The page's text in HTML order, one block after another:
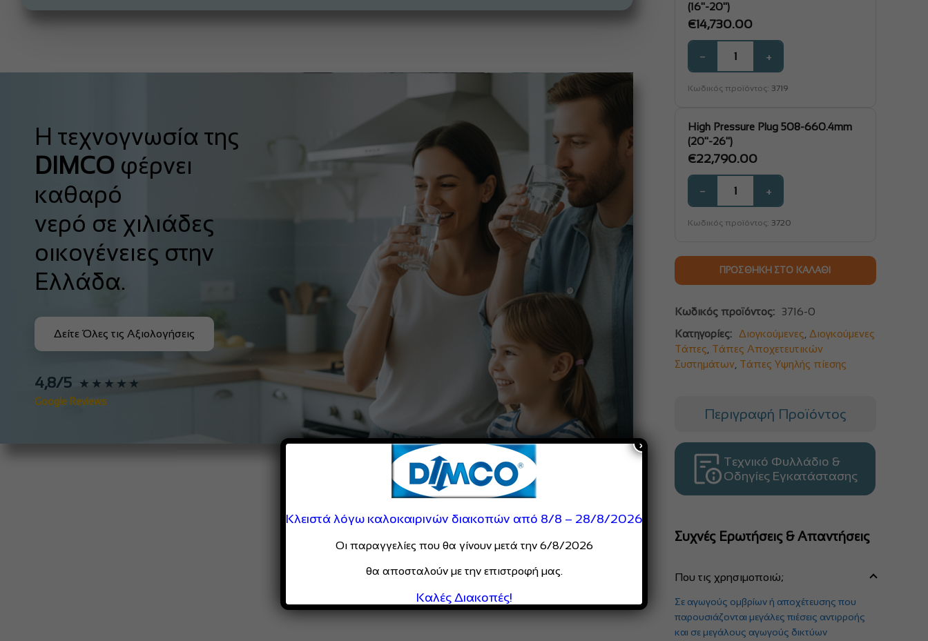
Η τεχνογνωσία της
DIMCO φέρνει
καθαρό
νερό σε χιλιάδες
οικογένειες στην
Ελλάδα.
Δείτε Όλες τις Αξιολογήσεις
4,8/5 ★★★★★
Google Reviews
(16"-20")
€14,730.00
− +
Κωδικός προϊόντος: 3719
High Pressure Plug 508-660.4mm
(20"-26")
€22,790.00
− +
Κωδικός προϊόντος: 3720
ΠΡΟΣΘΉΚΗ ΣΤΟ ΚΑΛΆΘΙ
Κωδικός προϊόντος:
3716-0
Κατηγορίες:
Διογκούμενες Διογκούμενες
Τάπες Τάπες Αποχετευτικών
Συστημάτων, Τάπες Υψηλής πίεσης
Περιγραφή Προϊόντος
Τεχνικό Φυλλάδιο &
Οδηγίες Εγκατάστασης
Συχνές Ερωτήσεις & Απαντήσεις
Που τις χρησιμοποιώ;
Σε αγωγούς ομβρίων ή αποχέτευσης που
παρουσιάζονται μεγάλες πιέσεις αντιρροής
και σε μεγάλους αγωγούς δικτύων
Κλειστά λόγω καλοκαιρινών διακοπών από 8/8 – 28/8/2026
Οι παραγγελίες που θα γίνουν μετά την 6/8/2026
θα αποσταλούν με την επιστροφή μας.
Καλές Διακοπές!
×